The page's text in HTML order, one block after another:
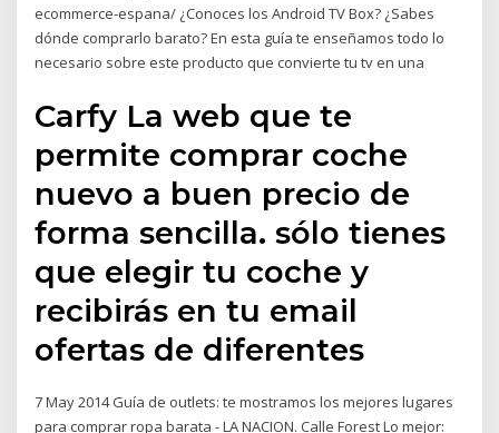
ecommerce-espana/ ¿Conoces los Android TV Box? ¿Sabes
dónde comprarlo barato? En esta guía te enseñamos todo lo
necesario sobre este producto que convierte tu tv en una
Carfy La web que te
permite comprar coche
nuevo a buen precio de
forma sencilla. sólo tienes
que elegir tu coche y
recibirás en tu email
ofertas de diferentes
7 May 2014 Guía de outlets: te mostramos los mejores lugares
para comprar ropa barata - LA NACION. Calle Forest Lo mejor: